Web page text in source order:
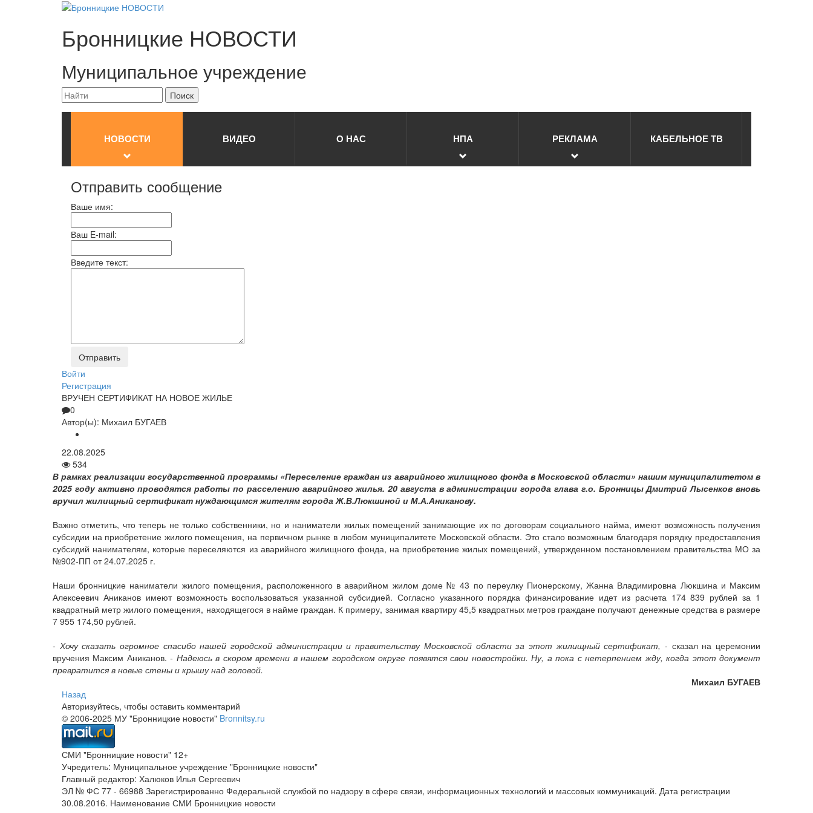
Бронницкие НОВОСТИ
Муниципальное учреждение
НОВОСТИ ВИДЕО О НАС НПА РЕКЛАМА КАБЕЛЬНОЕ ТВ
Отправить сообщение
Ваше имя:
Ваш E-mail:
Введите текст:
Войти
Регистрация
ВРУЧЕН СЕРТИФИКАТ НА НОВОЕ ЖИЛЬЕ
0
Автор(ы): Михаил БУГАЕВ
22.08.2025
534
В рамках реализации государственной программы «Переселение граждан из аварийного жилищного фонда в Московской области» нашим муниципалитетом в
2025 году активно проводятся работы по расселению аварийного жилья. 20 августа в администрации города глава г.о. Бронницы Дмитрий Лысенков вновь
вручил жилищный сертификат нуждающимся жителям города Ж.В.Люкшиной и М.А.Аниканову.
Важно отметить, что теперь не только собственники, но и наниматели жилых помещений занимающие их по договорам социального найма, имеют возможность получения
субсидии на приобретение жилого помещения, на первичном рынке в любом муниципалитете Московской области. Это стало возможным благодаря порядку предоставления
субсидий нанимателям, которые переселяются из аварийного жилищного фонда, на приобретение жилых помещений, утвержденном постановлением правительства МО за
№902-ПП от 24.07.2025 г.
Наши бронницкие наниматели жилого помещения, расположенного в аварийном жилом доме № 43 по переулку Пионерскому, Жанна Владимировна Люкшина и Максим
Алексеевич Аниканов имеют возможность воспользоваться указанной субсидией. Согласно указанного порядка финансирование идет из расчета 174 839 рублей за 1
квадратный метр жилого помещения, находящегося в найме граждан. К примеру, занимая квартиру 45,5 квадратных метров граждане получают денежные средства в размере
7 955 174,50 рублей.
- Хочу сказать огромное спасибо нашей городской администрации и правительству Московской области за этот жилищный сертификат, - сказал на церемонии
вручения Максим Аниканов. - Надеюсь в скором времени в нашем городском округе появятся свои новостройки. Ну, а пока с нетерпением жду, когда этот документ
превратится в новые стены и крышу над головой.
Михаил БУГАЕВ
Назад
Авторизуйтесь, чтобы оставить комментарий
© 2006-2025 МУ "Бронницкие новости" Bronnitsy.ru
СМИ "Бронницкие новости" 12+
Учредитель: Муниципальное учреждение "Бронницкие новости"
Главный редактор: Халюков Илья Сергеевич
ЭЛ № ФС 77 - 66988 Зарегистрированно Федеральной службой по надзору в сфере связи, информационных технологий и массовых коммуникаций. Дата регистрации
30.08.2016. Наименование СМИ Бронницкие новости